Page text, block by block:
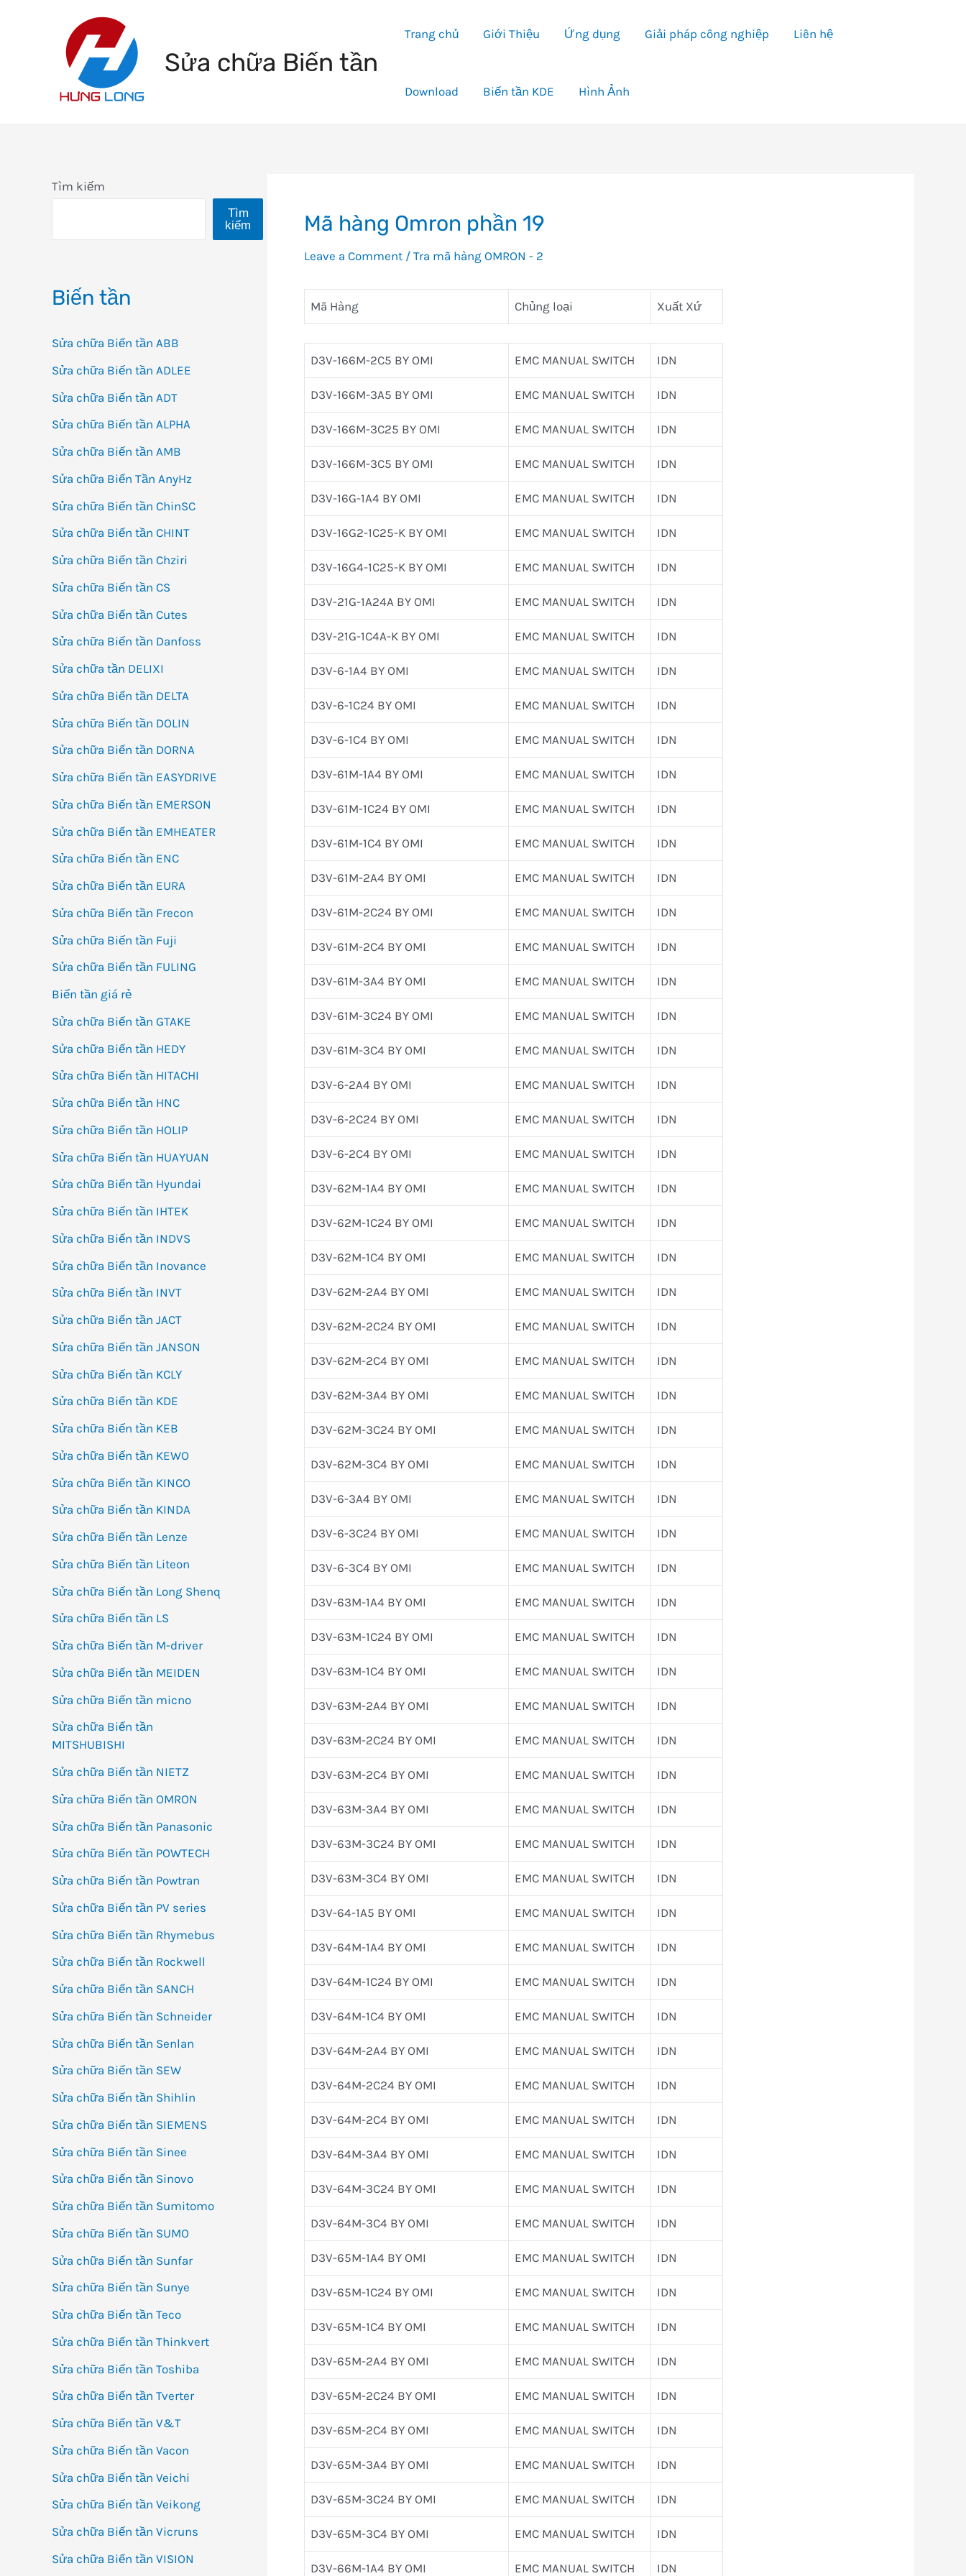
Sửa chữa Biến tần
Trang chủ Giới Thiệu Ứng dụng Giải pháp công nghiệp Liên hệ
Download Biến tần KDE Hình Ảnh
Tìm kiếm
Tìm
kiếm
Biến tần
Sửa chữa Biến tần ABB
Sửa chữa Biến tần ADLEE
Sửa chữa Biến tần ADT
Sửa chữa Biến tần ALPHA
Sửa chữa Biến tần AMB
Sửa chữa Biến Tần AnyHz
Sửa chữa Biến tần ChinSC
Sửa chữa Biến tần CHINT
Sửa chữa Biến tần Chziri
Sửa chữa Biến tần CS
Sửa chữa Biến tần Cutes
Sửa chữa Biến tần Danfoss
Sửa chữa tần DELIXI
Sửa chữa Biến tần DELTA
Sửa chữa Biến tần DOLIN
Sửa chữa Biến tần DORNA
Sửa chữa Biến tần EASYDRIVE
Sửa chữa Biến tần EMERSON
Sửa chữa Biến tần EMHEATER
Sửa chữa Biến tần ENC
Sửa chữa Biến tần EURA
Sửa chữa Biến tần Frecon
Sửa chữa Biến tần Fuji
Sửa chữa Biến tần FULING
Biến tần giá rẻ
Sửa chữa Biến tần GTAKE
Sửa chữa Biến tần HEDY
Sửa chữa Biến tần HITACHI
Sửa chữa Biến tần HNC
Sửa chữa Biến tần HOLIP
Sửa chữa Biến tần HUAYUAN
Sửa chữa Biến tần Hyundai
Sửa chữa Biến tần IHTEK
Sửa chữa Biến tần INDVS
Sửa chữa Biến tần Inovance
Sửa chữa Biến tần INVT
Sửa chữa Biến tần JACT
Sửa chữa Biến tần JANSON
Sửa chữa Biến tần KCLY
Sửa chữa Biến tần KDE
Sửa chữa Biến tần KEB
Sửa chữa Biến tần KEWO
Sửa chữa Biến tần KINCO
Sửa chữa Biến tần KINDA
Sửa chữa Biến tần Lenze
Sửa chữa Biến tần Liteon
Sửa chữa Biến tần Long Shenq
Sửa chữa Biến tần LS
Sửa chữa Biến tần M-driver
Sửa chữa Biến tần MEIDEN
Sửa chữa Biến tần micno
Sửa chữa Biến tần
MITSHUBISHI
Sửa chữa Biến tần NIETZ
Sửa chữa Biến tần OMRON
Sửa chữa Biến tần Panasonic
Sửa chữa Biến tần POWTECH
Sửa chữa Biến tần Powtran
Sửa chữa Biến tần PV series
Sửa chữa Biến tần Rhymebus
Sửa chữa Biến tần Rockwell
Sửa chữa Biến tần SANCH
Sửa chữa Biến tần Schneider
Sửa chữa Biến tần Senlan
Sửa chữa Biến tần SEW
Sửa chữa Biến tần Shihlin
Sửa chữa Biến tần SIEMENS
Sửa chữa Biến tần Sinee
Sửa chữa Biến tần Sinovo
Sửa chữa Biến tần Sumitomo
Sửa chữa Biến tần SUMO
Sửa chữa Biến tần Sunfar
Sửa chữa Biến tần Sunye
Sửa chữa Biến tần Teco
Sửa chữa Biến tần Thinkvert
Sửa chữa Biến tần Toshiba
Sửa chữa Biến tần Tverter
Sửa chữa Biến tần V&T
Sửa chữa Biến tần Vacon
Sửa chữa Biến tần Veichi
Sửa chữa Biến tần Veikong
Sửa chữa Biến tần Vicruns
Sửa chữa Biến tần VISION
Mã hàng Omron phần 19
Leave a Comment / Tra mã hàng OMRON - 2
Mã Hàng Chủng loại Xuất Xứ
D3V-166M-2C5 BY OMI EMC MANUAL SWITCH IDN
D3V-166M-3A5 BY OMI EMC MANUAL SWITCH IDN
D3V-166M-3C25 BY OMI EMC MANUAL SWITCH IDN
D3V-166M-3C5 BY OMI EMC MANUAL SWITCH IDN
D3V-16G-1A4 BY OMI EMC MANUAL SWITCH IDN
D3V-16G2-1C25-K BY OMI EMC MANUAL SWITCH IDN
D3V-16G4-1C25-K BY OMI EMC MANUAL SWITCH IDN
D3V-21G-1A24A BY OMI EMC MANUAL SWITCH IDN
D3V-21G-1C4A-K BY OMI EMC MANUAL SWITCH IDN
D3V-6-1A4 BY OMI EMC MANUAL SWITCH IDN
D3V-6-1C24 BY OMI EMC MANUAL SWITCH IDN
D3V-6-1C4 BY OMI EMC MANUAL SWITCH IDN
D3V-61M-1A4 BY OMI EMC MANUAL SWITCH IDN
D3V-61M-1C24 BY OMI EMC MANUAL SWITCH IDN
D3V-61M-1C4 BY OMI EMC MANUAL SWITCH IDN
D3V-61M-2A4 BY OMI EMC MANUAL SWITCH IDN
D3V-61M-2C24 BY OMI EMC MANUAL SWITCH IDN
D3V-61M-2C4 BY OMI EMC MANUAL SWITCH IDN
D3V-61M-3A4 BY OMI EMC MANUAL SWITCH IDN
D3V-61M-3C24 BY OMI EMC MANUAL SWITCH IDN
D3V-61M-3C4 BY OMI EMC MANUAL SWITCH IDN
D3V-6-2A4 BY OMI EMC MANUAL SWITCH IDN
D3V-6-2C24 BY OMI EMC MANUAL SWITCH IDN
D3V-6-2C4 BY OMI EMC MANUAL SWITCH IDN
D3V-62M-1A4 BY OMI EMC MANUAL SWITCH IDN
D3V-62M-1C24 BY OMI EMC MANUAL SWITCH IDN
D3V-62M-1C4 BY OMI EMC MANUAL SWITCH IDN
D3V-62M-2A4 BY OMI EMC MANUAL SWITCH IDN
D3V-62M-2C24 BY OMI EMC MANUAL SWITCH IDN
D3V-62M-2C4 BY OMI EMC MANUAL SWITCH IDN
D3V-62M-3A4 BY OMI EMC MANUAL SWITCH IDN
D3V-62M-3C24 BY OMI EMC MANUAL SWITCH IDN
D3V-62M-3C4 BY OMI EMC MANUAL SWITCH IDN
D3V-6-3A4 BY OMI EMC MANUAL SWITCH IDN
D3V-6-3C24 BY OMI EMC MANUAL SWITCH IDN
D3V-6-3C4 BY OMI EMC MANUAL SWITCH IDN
D3V-63M-1A4 BY OMI EMC MANUAL SWITCH IDN
D3V-63M-1C24 BY OMI EMC MANUAL SWITCH IDN
D3V-63M-1C4 BY OMI EMC MANUAL SWITCH IDN
D3V-63M-2A4 BY OMI EMC MANUAL SWITCH IDN
D3V-63M-2C24 BY OMI EMC MANUAL SWITCH IDN
D3V-63M-2C4 BY OMI EMC MANUAL SWITCH IDN
D3V-63M-3A4 BY OMI EMC MANUAL SWITCH IDN
D3V-63M-3C24 BY OMI EMC MANUAL SWITCH IDN
D3V-63M-3C4 BY OMI EMC MANUAL SWITCH IDN
D3V-64-1A5 BY OMI EMC MANUAL SWITCH IDN
D3V-64M-1A4 BY OMI EMC MANUAL SWITCH IDN
D3V-64M-1C24 BY OMI EMC MANUAL SWITCH IDN
D3V-64M-1C4 BY OMI EMC MANUAL SWITCH IDN
D3V-64M-2A4 BY OMI EMC MANUAL SWITCH IDN
D3V-64M-2C24 BY OMI EMC MANUAL SWITCH IDN
D3V-64M-2C4 BY OMI EMC MANUAL SWITCH IDN
D3V-64M-3A4 BY OMI EMC MANUAL SWITCH IDN
D3V-64M-3C24 BY OMI EMC MANUAL SWITCH IDN
D3V-64M-3C4 BY OMI EMC MANUAL SWITCH IDN
D3V-65M-1A4 BY OMI EMC MANUAL SWITCH IDN
D3V-65M-1C24 BY OMI EMC MANUAL SWITCH IDN
D3V-65M-1C4 BY OMI EMC MANUAL SWITCH IDN
D3V-65M-2A4 BY OMI EMC MANUAL SWITCH IDN
D3V-65M-2C24 BY OMI EMC MANUAL SWITCH IDN
D3V-65M-2C4 BY OMI EMC MANUAL SWITCH IDN
D3V-65M-3A4 BY OMI EMC MANUAL SWITCH IDN
D3V-65M-3C24 BY OMI EMC MANUAL SWITCH IDN
D3V-65M-3C4 BY OMI EMC MANUAL SWITCH IDN
D3V-66M-1A4 BY OMI EMC MANUAL SWITCH IDN